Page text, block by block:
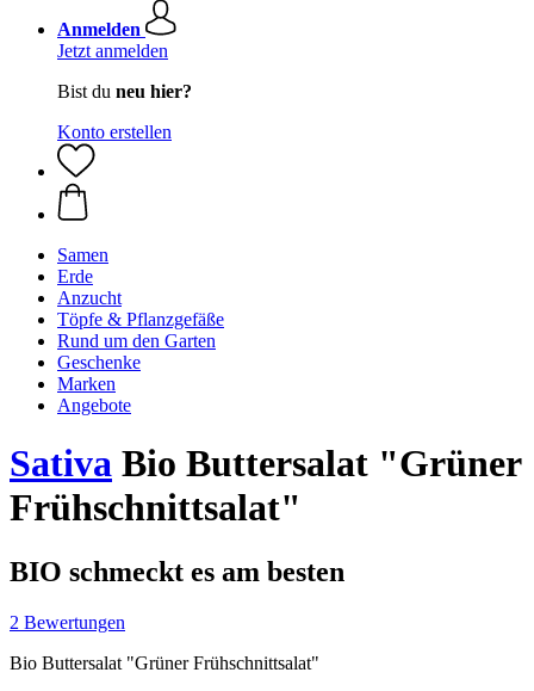
Anmelden
Jetzt anmelden
Bist du neu hier?
Konto erstellen
Samen
Erde
Anzucht
Töpfe & Pflanzgefäße
Rund um den Garten
Geschenke
Marken
Angebote
Sativa Bio Buttersalat "Grüner
Frühschnittsalat"
BIO schmeckt es am besten
2 Bewertungen
Bio Buttersalat "Grüner Frühschnittsalat"